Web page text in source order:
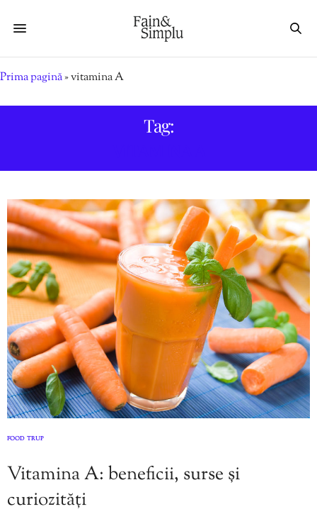
Prima pagină»vitamina A
Tag:
FOOD TRUP
Vitamina A: beneficii, surse și
curiozități